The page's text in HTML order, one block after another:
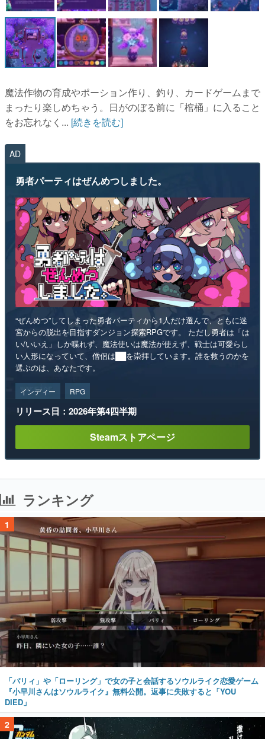
アプリレビュー
その他
電ファミニコゲーマーとは？
運営：株式会社マレ
魔法作物の育成やポーション作り、釣り、カードゲームまで
まったり楽しめちゃう。日がのぼる前に「棺桶」に入ること
をお忘れなく... [続きを読む]
AD
勇者パーティはぜんめつしました。
“ぜんめつ”してしまった勇者パーティから1人だけ選んで、ともに迷
宮からの脱出を目指すダンジョン探索RPGです。 ただし勇者は「は
い/いいえ」しか喋れず、魔法使いは魔法が使えず、戦士は可愛らし
い人形になっていて、僧侶は██を崇拝しています。誰を救うのかを
選ぶのは、あなたです。
インディー RPG
リリース日：2026年第4四半期
Steamストアページ
ランキング
1
「パリィ」や「ローリング」で女の子と会話するソウルライク恋愛ゲーム
『小早川さんはソウルライク』無料公開。返事に失敗すると「YOU
DIED」
2